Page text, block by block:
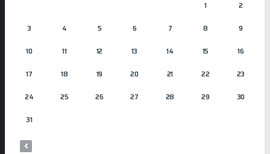
1 2
3 4 5 6 7 8 9
10 11 12 13 14 15 16
17 18 19 20 21 22 23
24 25 26 27 28 29 30
31